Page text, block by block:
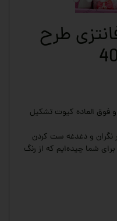
طرح
فوق العاده کیوت تشکیل
نگران و دغدغه ست کردن
شما چیده‌ایم که از رنگ